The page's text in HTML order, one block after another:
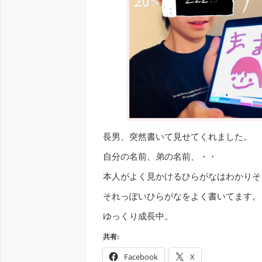
長男、突然書いて見せてくれました。
自分の名前、弟の名前、・・
本人がよく見かけるひらがなはわかり
それっぽいひらがなをよく書いてます。
ゆっくり成長中。
共有:
Facebook X